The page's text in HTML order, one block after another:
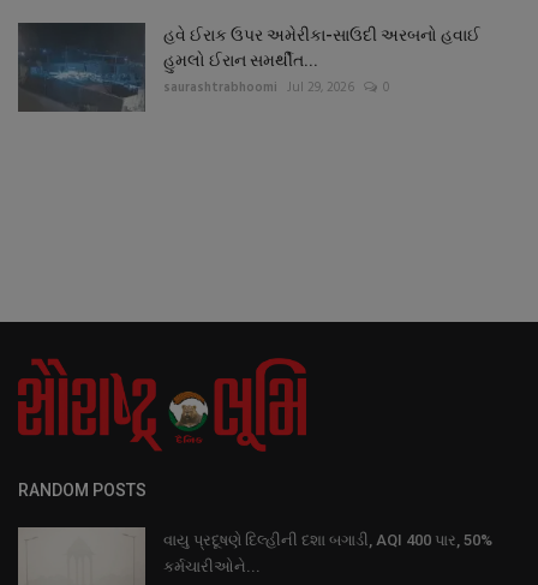
હવે ઈરાક ઉપર અમેરીકા-સાઉદી અરબનો હવાઈ
હુમલો ઈરાન સમર્થીત...
saurashtrabhoomi Jul 29, 2026 0
RANDOM POSTS
વાયુ પ્રદૂષણે દિલ્હીની દશા બગાડી, AQI 400 પાર, 50%
કર્મચારીઓને...